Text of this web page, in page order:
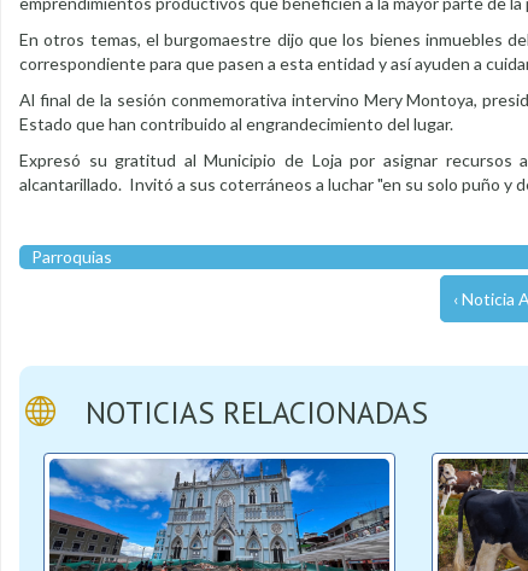
En otros temas, el burgomaestre dijo que los bienes inmuebles
correspondiente para que pasen a esta entidad y así ayuden a
Al final de la sesión conmemorativa intervino Mery Montoya,
Estado que han contribuido al engrandecimiento del lugar.
Expresó su gratitud al Municipio de Loja por asignar
alcantarillado. Invitó a sus coterráneos a luchar "en su solo puño y
Parroquias
‹ Noticia
NOTICIAS RELACIONADAS